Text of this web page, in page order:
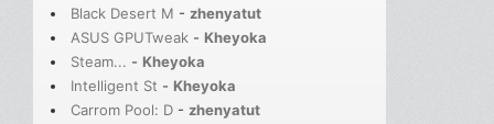
Black Desert M - zhenyatut
ASUS GPUTweak - Kheyoka
Steam... - Kheyoka
Intelligent St - Kheyoka
Carrom Pool: D - zhenyatut